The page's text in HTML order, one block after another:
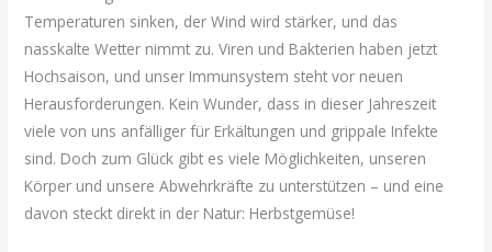
Temperaturen sinken, der Wind wird stärker, und das
nasskalte Wetter nimmt zu. Viren und Bakterien haben jetzt
Hochsaison, und unser Immunsystem steht vor neuen
Herausforderungen. Kein Wunder, dass in dieser Jahreszeit
viele von uns anfälliger für Erkältungen und grippale Infekte
sind. Doch zum Glück gibt es viele Möglichkeiten, unseren
Körper und unsere Abwehrkräfte zu unterstützen – und eine
davon steckt direkt in der Natur: Herbstgemüse!